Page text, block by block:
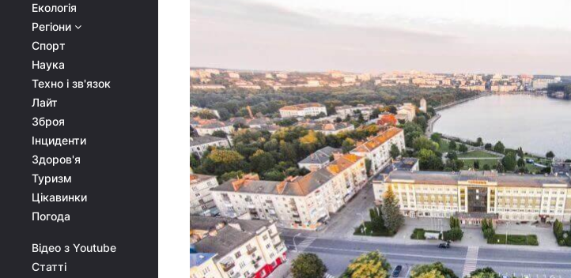
Екологія
Регіони
Спорт
Наука
Техно і зв'язок
Лайт
Зброя
Інциденти
Здоров'я
Туризм
Цікавинки
Погода
Відео з Youtube
Статті